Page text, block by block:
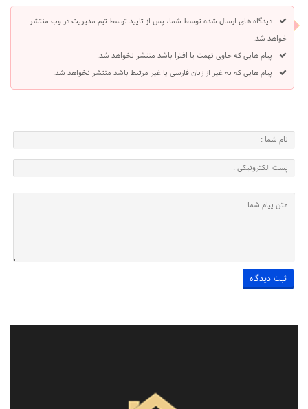
دیدگاه های ارسال شده توسط شما، پس از تایید توسط تیم مدیریت در وب منتشر
خواهد شد.
پیام هایی که حاوی تهمت یا افترا باشد منتشر نخواهد شد.
پیام هایی که به غیر از زبان فارسی یا غیر مرتبط باشد منتشر نخواهد شد.